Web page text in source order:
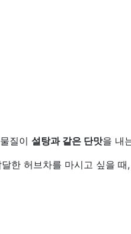
질이 설탕과 같은 단맛을 내
한 허브차를 마시고 싶을